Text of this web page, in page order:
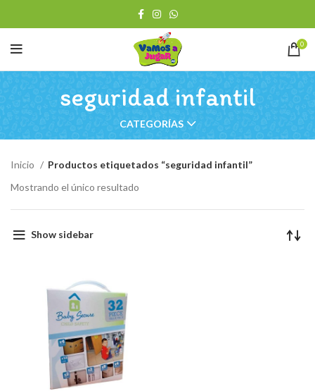
0
seguridad infantil
CATEGORÍAS
Inicio
Productos etiquetados “seguridad infantil”
Mostrando el único resultado
Show sidebar